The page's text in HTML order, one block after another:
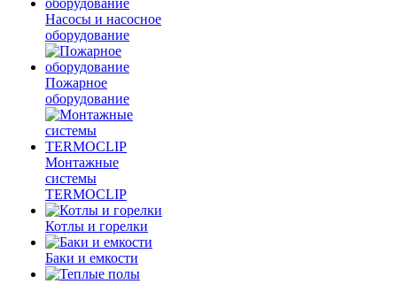
Насосы и насосное
оборудование
Пожарное
оборудование
Монтажные
системы
TERMOCLIP
Котлы и горелки
Баки и емкости